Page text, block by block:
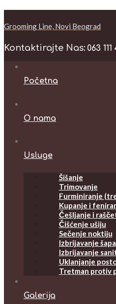
Grooming Line, Novi Beograd
Kontaktirajte Nas: 063
Početna
O nama
Usluge
Šišanje
Trimovanje
Furminiranje
Kupanje i
Češljanje i
Čišćenje ušiju
Sečenje noktiju
Izbrijavanje šapa
Izbrijavanje
Uklanjanje
Tretman protiv
Galerija